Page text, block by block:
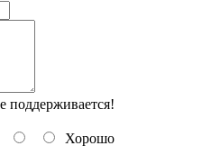
поддерживается!
Хорошо